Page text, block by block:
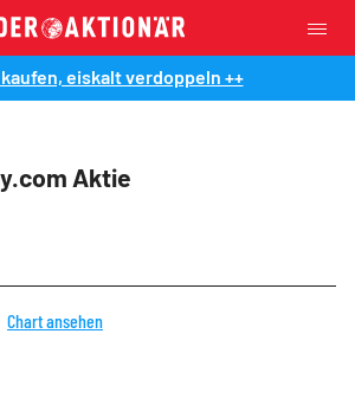
kaufen, eiskalt verdoppeln ++
Aktie
Chart ansehen